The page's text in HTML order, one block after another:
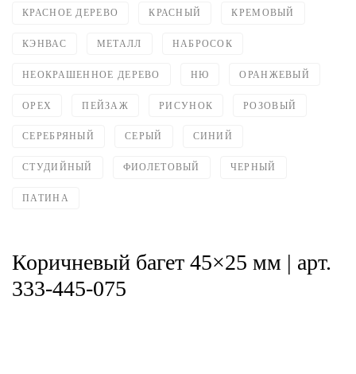
КРАСНОЕ ДЕРЕВО КРАСНЫЙ КРЕМОВЫЙ
КЭНВАС МЕТАЛЛ НАБРОСОК
НЕОКРАШЕННОЕ ДЕРЕВО НЮ ОРАНЖЕВЫЙ
ОРЕХ ПЕЙЗАЖ РИСУНОК РОЗОВЫЙ
СЕРЕБРЯНЫЙ СЕРЫЙ СИНИЙ
СТУДИЙНЫЙ ФИОЛЕТОВЫЙ ЧЕРНЫЙ
ПАТИНА
Коричневый багет 45×25 мм | арт.
333-445-075